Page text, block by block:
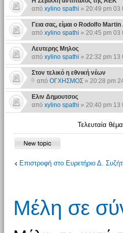
από xylino spathi » 20:49 pm 03
Γεια σας, είμαι ο Rodolfo
από xylino spathi » 20:45 pm 03
Λευτερης Μηλος
από xylino spathi » 22:32 pm 13
Στον τελικό η εθνική νέων
από ΟΓΧΗΣΜΟΣ» 20:28 pm
Ελιν Δημουτσος
από xylino spathi » 20:40 pm 13
Τελευταία
Επιστροφή στο Ευρετήριο Δ.
Μέλη σε